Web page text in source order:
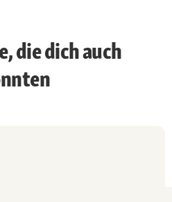
die dich auch